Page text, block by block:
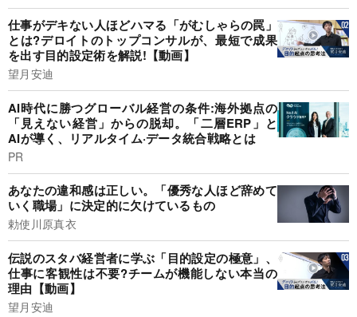
仕事がデキない人ほどハマる「がむしゃらの罠」
とは?デロイトのトップコンサルが、最短で成果
を出す目的設定術を解説!【動画】
望月安迪
AI時代に勝つグローバル経営の条件:海外拠点の
「見えない経営」からの脱却。「二層ERP」と
AIが導く、リアルタイム·データ統合戦略とは
PR
あなたの違和感は正しい。「優秀な人ほど辞めて
いく職場」に決定的に欠けているもの
勅使川原真衣
伝説のスタバ経営者に学ぶ「目的設定の極意」、
仕事に客観性は不要?チームが機能しない本当の
理由【動画】
望月安迪